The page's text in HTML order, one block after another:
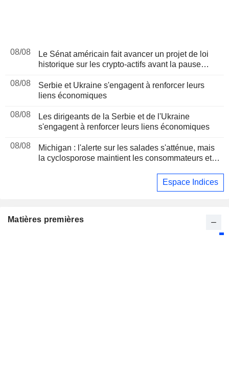
08/08
Le Sénat américain fait avancer un projet de loi
historique sur les crypto-actifs avant la pause
08/08
Serbie et Ukraine s'engagent à renforcer leurs
liens économiques
08/08
Les dirigeants de la Serbie et de l'Ukraine
s'engagent à renforcer leurs liens économiques
08/08
Michigan : l'alerte sur les salades s'atténue, mais
la cyclosporose maintient les consommateurs et
Espace Indices
Matières premières